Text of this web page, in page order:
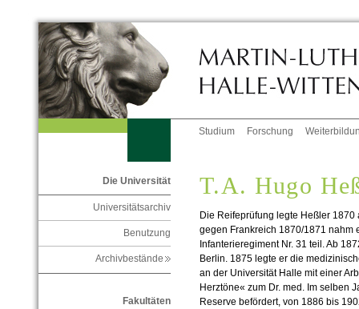
Studium Forschung
Die Universität
Universitätsarchiv
Benutzung
Archivbestände
Fakultäten
T.A. Hugo
Die Reifeprüfung legte Heßler 1870
gegen Frankreich 1870/1871 nahm
Infanterieregiment Nr. 31 teil. Ab
Berlin. 1875 legte er die
an der Universität Halle mit einer
Herztöne« zum Dr. med. Im selben
Reserve befördert, von 1886 bis